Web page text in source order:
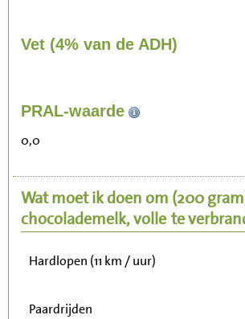
Vet (4% van de ADH)
PRAL-waarde
0,0
Wat moet ik doen om (200
chocolademelk, volle te
Zitten, tv kijken
Wandelen (5 km/uur)
Hardlopen (11 km / uur)
Paardrijden